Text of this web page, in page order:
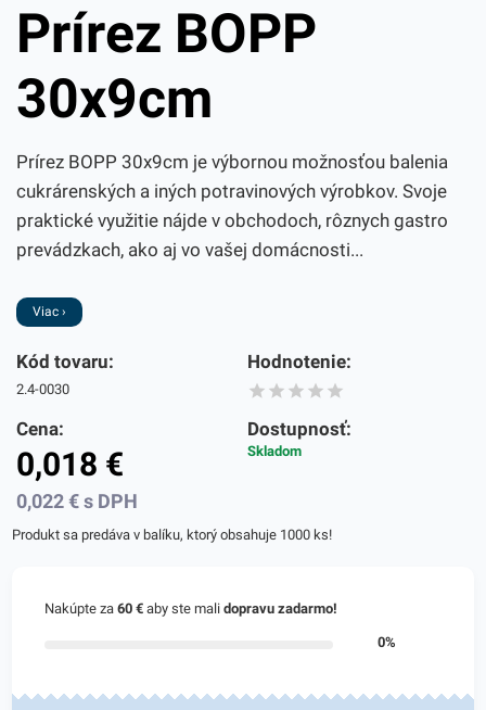
Prírez BOPP
30x9cm
Prírez BOPP 30x9cm je výbornou možnosťou balenia
cukrárenských a iných potravinových výrobkov. Svoje
praktické využitie nájde v obchodoch, rôznych gastro
prevádzkach, ako aj vo vašej domácnosti...
Viac ›
Kód tovaru:
2.4-0030
Hodnotenie:
Cena:
0,018 €
0,022€ s DPH
Dostupnosť:
Skladom
Produkt sa predáva v balíku, ktorý obsahuje 1000 ks!
Nakúpte za60 € aby ste malidopravu zadarmo!
0%